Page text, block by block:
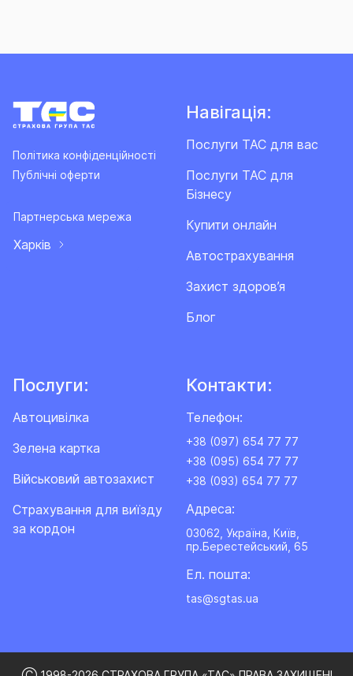
Політика конфіденційності
Публічні оферти
Партнерська мережа
Харків
Навігація:
Послуги ТАС для вас
Послуги ТАС для
Бізнесу
Купити онлайн
Автострахування
Захист здоров’я
Блог
Послуги:
Автоцивілка
Зелена картка
Військовий автозахист
Cтрахування для виїзду
за кордон
Контакти:
Телефон:
+38 (097) 654 77 77
+38 (095) 654 77 77
+38 (093) 654 77 77
Адреса:
03062, Україна, Київ,
пр.Берестейський, 65
Ел. пошта:
tas@sgtas.ua